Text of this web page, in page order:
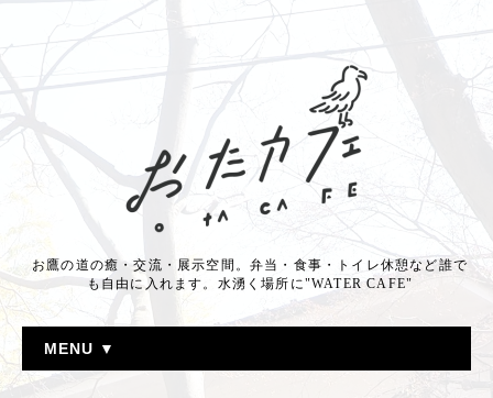
お鷹の道の癒・交流・展示空間。弁当・食事・トイレ休憩など誰で
も自由に入れます。水湧く場所に"WATER CAFE"
MENU ▼